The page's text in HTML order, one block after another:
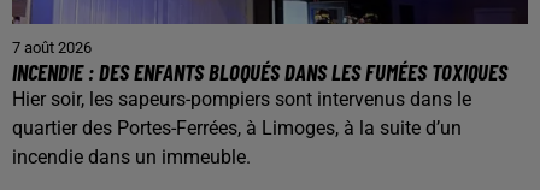
7 août 2026
INCENDIE : DES ENFANTS BLOQUÉS DANS LES FUMÉES TOXIQUES
Hier soir, les sapeurs-pompiers sont intervenus dans le
quartier des Portes-Ferrées, à Limoges, à la suite d’un
incendie dans un immeuble.